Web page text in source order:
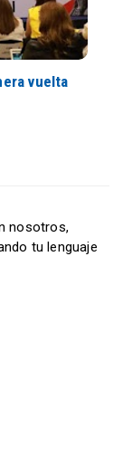
vuelta
nosotros,
tu lenguaje